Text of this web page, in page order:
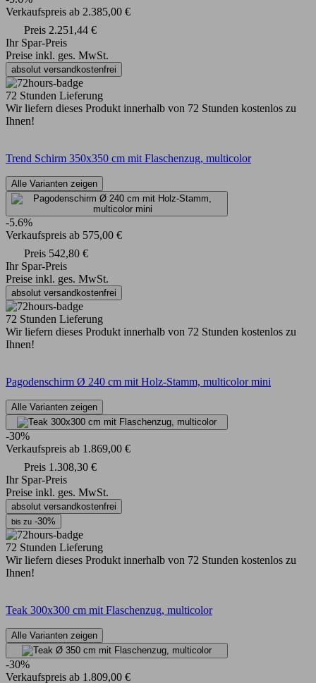
Verkaufspreis ab 2.385,00 €
Preis 2.251,44 €
Ihr Spar-Preis
Preise inkl. ges. MwSt.
absolut versandkostenfrei
72 Stunden Lieferung
Wir liefern dieses Produkt innerhalb von 72 Stunden kostenlos zu
Ihnen!
Trend Schirm 350x350 cm mit Flaschenzug, multicolor
Alle Varianten zeigen
-5.6%
Verkaufspreis ab 575,00 €
Preis 542,80 €
Ihr Spar-Preis
Preise inkl. ges. MwSt.
absolut versandkostenfrei
72 Stunden Lieferung
Wir liefern dieses Produkt innerhalb von 72 Stunden kostenlos zu
Ihnen!
Pagodenschirm Ø 240 cm mit Holz-Stamm, multicolor mini
Alle Varianten zeigen
-30%
Verkaufspreis ab 1.869,00 €
Preis 1.308,30 €
Ihr Spar-Preis
Preise inkl. ges. MwSt.
absolut versandkostenfrei
bis zu -30%
72 Stunden Lieferung
Wir liefern dieses Produkt innerhalb von 72 Stunden kostenlos zu
Ihnen!
Teak 300x300 cm mit Flaschenzug, multicolor
Alle Varianten zeigen
-30%
Verkaufspreis ab 1.809,00 €